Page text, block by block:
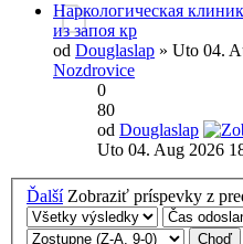
Наркологическая
из запоя кр
od Douglaslap » Uto 04.
Nozdrovice
0
80
od Douglaslap
Uto 04. Aug 2026
Ďalší Zobraziť príspevky z